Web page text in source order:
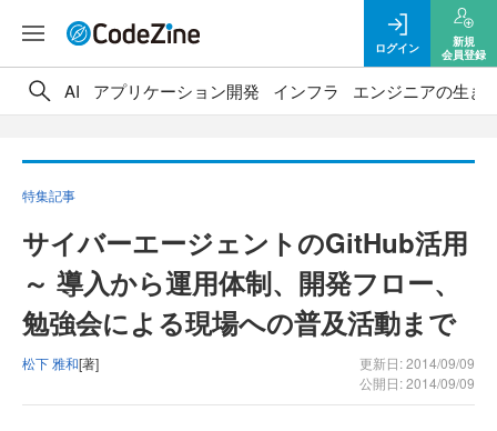
ログイン
新規
会員登録
AI アプリケーション開発 インフラ エンジニアの生き
特集記事
サイバーエージェントのGitHub活用
～ 導入から運用体制、開発フロー、
勉強会による現場への普及活動まで
松下 雅和[著]
更新日: 2014/09/09
公開日: 2014/09/09